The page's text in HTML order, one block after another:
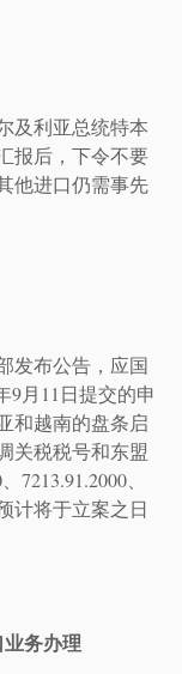
及利亚总统特本
报后，下令不要
他进口仍需事先
发布公告，应国
9月11日提交的申
和越南的盘条启
关税税号和东盟
、
计将于立案之日
务办理